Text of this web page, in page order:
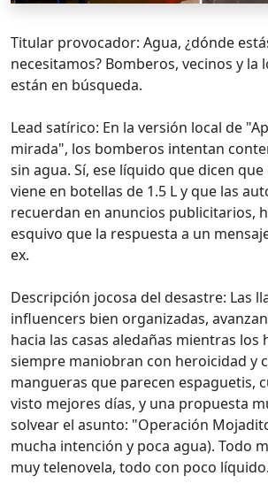
Titular provocador: Agua, ¿dónde
necesitamos? Bomberos, vecinos y la
están en búsqueda.
Lead satírico: En la versión local de
mirada", los bomberos intentan
sin agua. Sí, ese líquido que dicen
viene en botellas de 1.5 L y que las
recuerdan en anuncios publicitarios,
esquivo que la respuesta a un
ex.
Descripción jocosa del desastre: Las
influencers bien organizadas,
hacia las casas aledañas mientras los
siempre maniobran con heroicidad y
mangueras que parecen espaguetis,
visto mejores días, y una propuesta
solvear el asunto: "Operación
mucha intención y poca agua). Todo
muy telenovela, todo con poco líquido.